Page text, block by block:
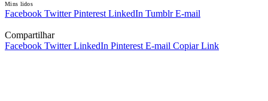
Mins lidos
Facebook Twitter Pinterest LinkedIn Tumblr E-mail
Compartilhar
Facebook Twitter LinkedIn Pinterest E-mail Copiar Link